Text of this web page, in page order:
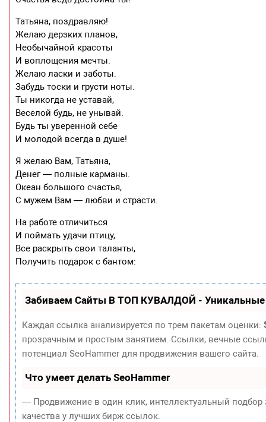
Татьяна, поздравляю!
Желаю дерзких планов,
Необычайной красоты
И воплощения мечты.
Желаю ласки и заботы.
Забудь тоски и грусти ноты.
Ты никогда не уставай,
Веселой будь, не унывай.
Будь ты уверенной себе
И молодой всегда в душе!
Я желаю Вам, Татьяна,
Денег — полные карманы.
Океан большого счастья,
С мужем Вам — любви и страсти.
На работе отличиться
И поймать удачи птицу,
Все раскрыть свои таланты,
Получить подарок с бантом:
Забиваем Сайты В ТОП КУВАЛДОЙ - Уникальные
Каждая ссылка анализируется по трем пакетам оценки:
прозрачным и простым занятием. Ссылки, вечные
потенциал SeoHammer для продвижения вашего сайта.
Что умеет делать SeoHammer
— Продвижение в один клик, интеллектуальный
качества у лучших бирж ссылок.